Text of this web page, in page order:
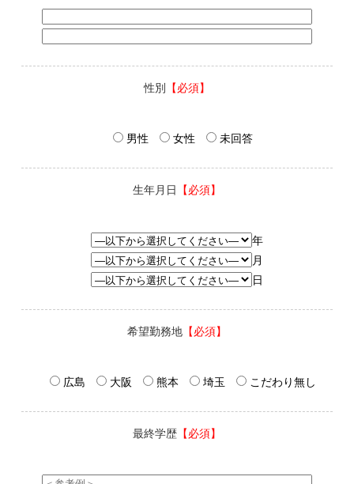
性別 【必須】
男性 女性 未回答
生年月日 【必須】
年
月
日
希望勤務地 【必須】
広島 大阪 熊本 埼玉 こだわり無し
最終学歴 【必須】